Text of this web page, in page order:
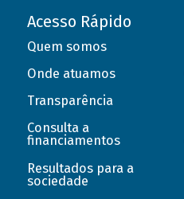
Acesso Rápido
Quem somos
Onde atuamos
Transparência
Consulta a
financiamentos
Resultados para a
sociedade